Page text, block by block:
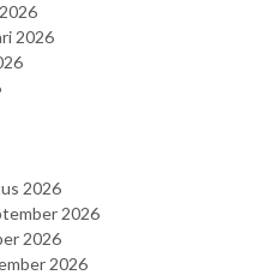
2026
2026
2026
2026
2026